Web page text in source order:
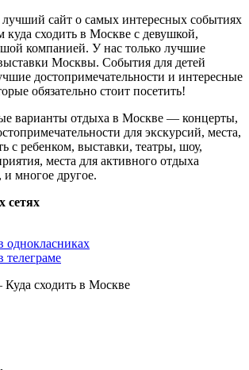
сайт о самых интересных событиях
сходить в Москве с девушкой,
компанией. У нас только лучшие
Москвы. События для детей
достопримечательности и интересные
обязательно стоит посетить!
варианты отдыха в Москве — концерты,
для экскурсий, места,
с ребенком, выставки, театры, шоу,
места для активного отдыха
и многое другое.
сетях
однокласниках
телеграме
сходить в Москве